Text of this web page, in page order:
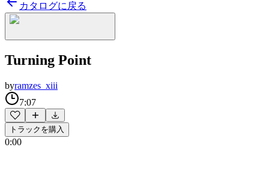
カタログに戻る
Turning Point
byramzes_xiii
7:07
トラックを購入
0:00